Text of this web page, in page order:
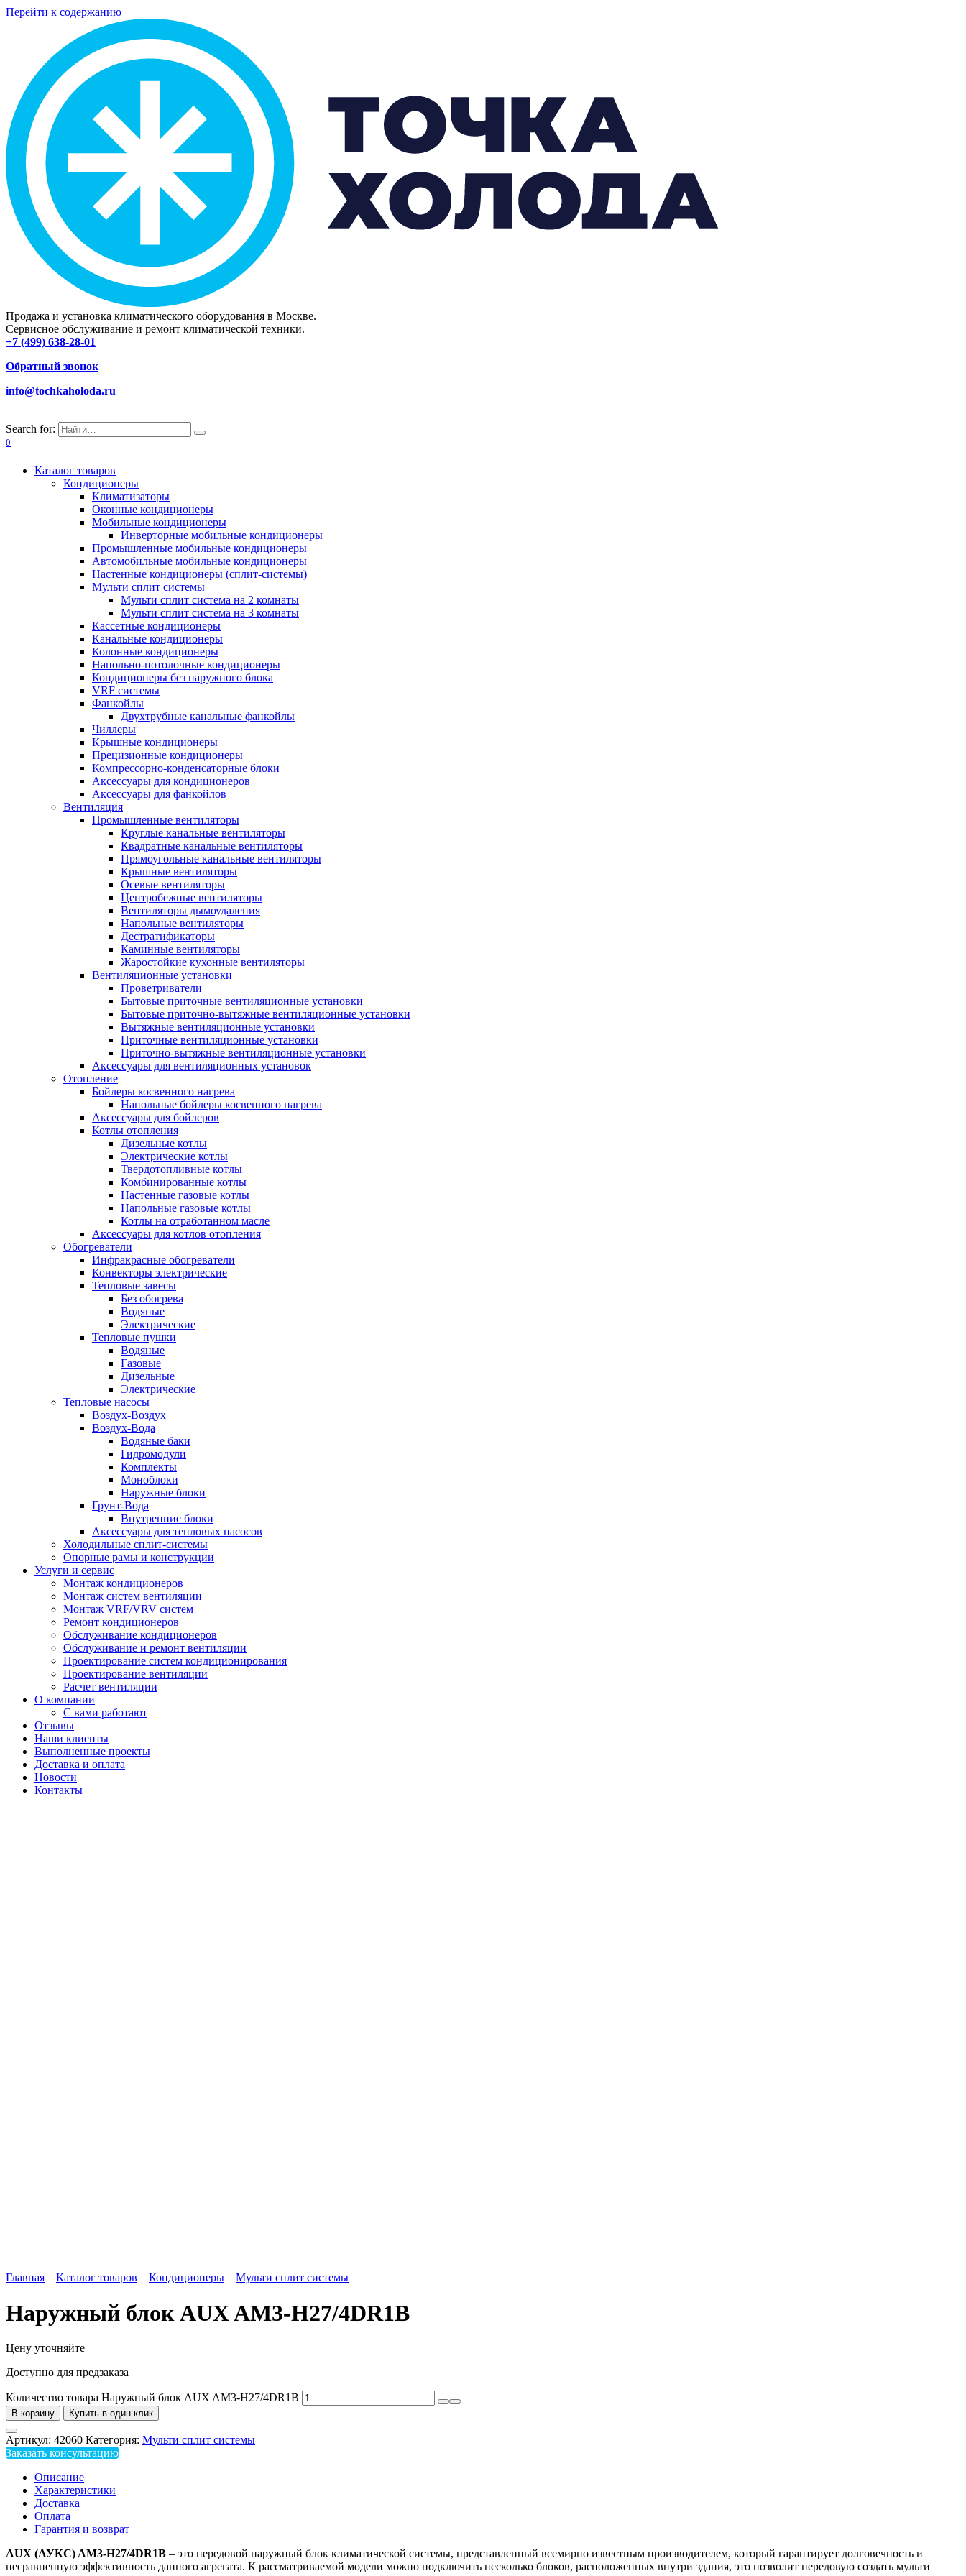
Перейти к содержанию
Продажа и установка климатического оборудования в Москве.
Сервисное обслуживание и ремонт климатической техники.
+7 (499) 638-28-01
Обратный звонок
info@tochkaholoda.ru
Search for:
0
Каталог товаров
Кондиционеры
Климатизаторы
Оконные кондиционеры
Мобильные кондиционеры
Инверторные мобильные кондиционеры
Промышленные мобильные кондиционеры
Автомобильные мобильные кондиционеры
Настенные кондиционеры (сплит-системы)
Мульти сплит системы
Мульти сплит система на 2 комнаты
Мульти сплит система на 3 комнаты
Кассетные кондиционеры
Канальные кондиционеры
Колонные кондиционеры
Напольно-потолочные кондиционеры
Кондиционеры без наружного блока
VRF системы
Фанкойлы
Двухтрубные канальные фанкойлы
Чиллеры
Крышные кондиционеры
Прецизионные кондиционеры
Компрессорно-конденсаторные блоки
Аксессуары для кондиционеров
Аксессуары для фанкойлов
Вентиляция
Промышленные вентиляторы
Круглые канальные вентиляторы
Квадратные канальные вентиляторы
Прямоугольные канальные вентиляторы
Крышные вентиляторы
Осевые вентиляторы
Центробежные вентиляторы
Вентиляторы дымоудаления
Напольные вентиляторы
Дестратификаторы
Каминные вентиляторы
Жаростойкие кухонные вентиляторы
Вентиляционные установки
Проветриватели
Бытовые приточные вентиляционные установки
Бытовые приточно-вытяжные вентиляционные установки
Вытяжные вентиляционные установки
Приточные вентиляционные установки
Приточно-вытяжные вентиляционные установки
Аксессуары для вентиляционных установок
Отопление
Бойлеры косвенного нагрева
Напольные бойлеры косвенного нагрева
Аксессуары для бойлеров
Котлы отопления
Дизельные котлы
Электрические котлы
Твердотопливные котлы
Комбинированные котлы
Настенные газовые котлы
Напольные газовые котлы
Котлы на отработанном масле
Аксессуары для котлов отопления
Обогреватели
Инфракрасные обогреватели
Конвекторы электрические
Тепловые завесы
Без обогрева
Водяные
Электрические
Тепловые пушки
Водяные
Газовые
Дизельные
Электрические
Тепловые насосы
Воздух-Воздух
Воздух-Вода
Водяные баки
Гидромодули
Комплекты
Моноблоки
Наружные блоки
Грунт-Вода
Внутренние блоки
Аксессуары для тепловых насосов
Холодильные сплит-системы
Опорные рамы и конструкции
Услуги и сервис
Монтаж кондиционеров
Монтаж систем вентиляции
Монтаж VRF/VRV систем
Ремонт кондиционеров
Обслуживание кондиционеров
Обслуживание и ремонт вентиляции
Проектирование систем кондиционирования
Проектирование вентиляции
Расчет вентиляции
О компании
С вами работают
Отзывы
Наши клиенты
Выполненные проекты
Доставка и оплата
Новости
Контакты
Главная Каталог товаров Кондиционеры Мульти сплит системы
Наружный блок AUX AM3-H27/4DR1B
Цену уточняйте
Доступно для предзаказа
Количество товара Наружный блок AUX AM3-H27/4DR1B
В корзину Купить в один клик
Артикул: 42060 Категория: Мульти сплит системы
Заказать консультацию
Описание
Характеристики
Доставка
Оплата
Гарантия и возврат
AUX (АУКС) AM3-H27/4DR1B – это передовой наружный блок климатической системы, представленный всемирно известным производителем, который гарантирует долговечность и
несравненную эффективность данного агрегата. К рассматриваемой модели можно подключить несколько блоков, расположенных внутри здания, это позволит передовую создать мульти